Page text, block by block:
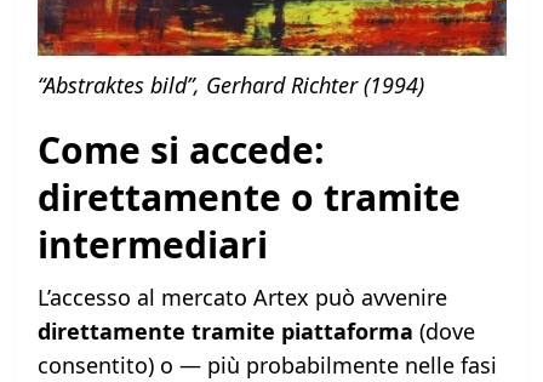
“Abstraktes bild”, Gerhard Richter (1994)
Come si accede:
direttamente o tramite
intermediari
L’accesso al mercato Artex può avvenire
direttamente tramite piattaforma (dove
consentito) o — più probabilmente nelle fasi